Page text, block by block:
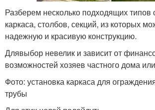
Разберем несколько подходящих типов
каркаса, столбов, секций, из которых
надежную и красивую конструкцию.
Длявыбор невелик и зависит от
возможностей хозяев частного дома
Фото: установка каркаса для
трубы